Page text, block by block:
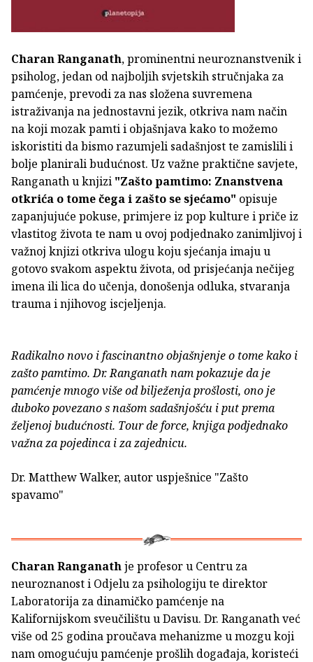
Charan Ranganath, prominentni neuroznanstvenik i
psiholog, jedan od najboljih svjetskih stručnjaka za
pamćenje, prevodi za nas složena suvremena
istraživanja na jednostavni jezik, otkriva nam način
na koji mozak pamti i objašnjava kako to možemo
iskoristiti da bismo razumjeli sadašnjost te zamislili i
bolje planirali budućnost. Uz važne praktične savjete,
Ranganath u knjizi "Zašto pamtimo: Znanstvena
otkrića o tome čega i zašto se sjećamo" opisuje
zapanjujuće pokuse, primjere iz pop kulture i priče iz
vlastitog života te nam u ovoj podjednako zanimljivoj i
važnoj knjizi otkriva ulogu koju sjećanja imaju u
gotovo svakom aspektu života, od prisjećanja nečijeg
imena ili lica do učenja, donošenja odluka, stvaranja
trauma i njihovog iscjeljenja.
Radikalno novo i fascinantno objašnjenje o tome kako i
zašto pamtimo. Dr. Ranganath nam pokazuje da je
pamćenje mnogo više od bilježenja prošlosti, ono je
duboko povezano s našom sadašnjošću i put prema
željenoj budućnosti. Tour de force, knjiga podjednako
važna za pojedinca i za zajednicu.
Dr. Matthew Walker, autor uspješnice "Zašto
spavamo"
Charan Ranganathje profesor u Centru za
neuroznanost i Odjelu za psihologiju te direktor
Laboratorija za dinamičko pamćenje na
Kalifornijskom sveučilištu u Davisu. Dr. Ranganath već
više od 25 godina proučava mehanizme u mozgu koji
nam omogućuju pamćenje prošlih događaja, koristeći